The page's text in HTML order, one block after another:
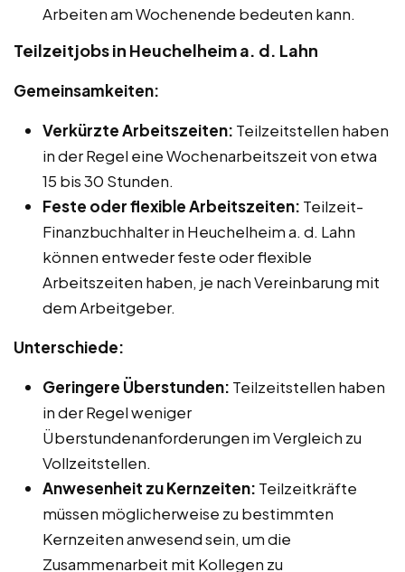
Arbeiten am Wochenende bedeuten kann.
Teilzeitjobs in Heuchelheim a. d. Lahn
Gemeinsamkeiten:
Verkürzte Arbeitszeiten: Teilzeitstellen haben
in der Regel eine Wochenarbeitszeit von etwa
15 bis 30 Stunden.
Feste oder flexible Arbeitszeiten: Teilzeit-
Finanzbuchhalter in Heuchelheim a. d. Lahn
können entweder feste oder flexible
Arbeitszeiten haben, je nach Vereinbarung mit
dem Arbeitgeber.
Unterschiede:
Geringere Überstunden: Teilzeitstellen haben
in der Regel weniger
Überstundenanforderungen im Vergleich zu
Vollzeitstellen.
Anwesenheit zu Kernzeiten: Teilzeitkräfte
müssen möglicherweise zu bestimmten
Kernzeiten anwesend sein, um die
Zusammenarbeit mit Kollegen zu